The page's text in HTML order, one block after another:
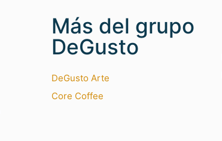
Más del grupo
DeGusto
DeGusto Arte
Core Coffee